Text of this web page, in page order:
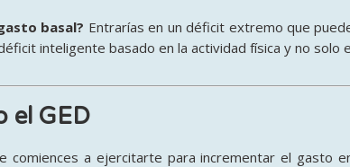
basal? Entrarías en un déficit extremo que
inteligente basado en la actividad física y no solo
el GED
comiences a ejercitarte para incrementar el gasto